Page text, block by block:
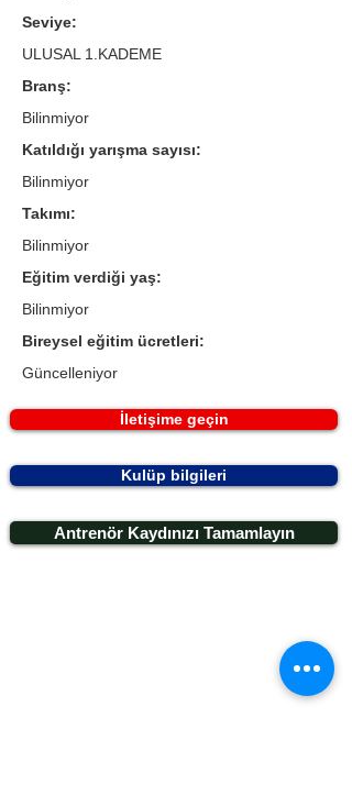
Seviye:
ULUSAL 1.KADEME
Branş:
Bilinmiyor
Katıldığı yarışma sayısı:
Bilinmiyor
Takımı:
Bilinmiyor
Eğitim verdiği yaş:
Bilinmiyor
Bireysel eğitim ücretleri:
Güncelleniyor
İletişime geçin
Kulüp bilgileri
Antrenör Kaydınızı Tamamlayın